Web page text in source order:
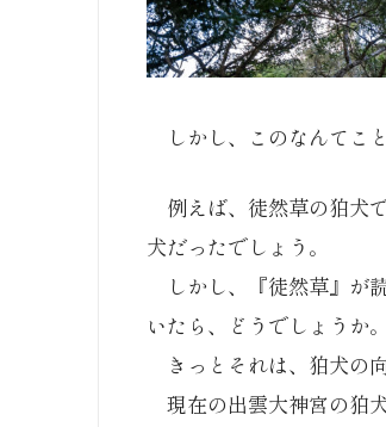
しかし、このなんてこ
例えば、徒然草の狛犬
犬だったでしょう。
しかし、『徒然草』が
いたら、どうでしょうか。
きっとそれは、狛犬の
現在の出雲大神宮の狛